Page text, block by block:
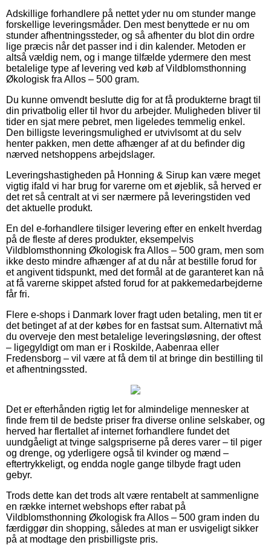
Adskillige forhandlere på nettet yder nu om stunder mange
forskellige leveringsmåder. Den mest benyttede er nu om
stunder afhentningssteder, og så afhenter du blot din ordre
lige præcis når det passer ind i din kalender. Metoden er
altså vældig nem, og i mange tilfælde ydermere den mest
betalelige type af levering ved køb af Vildblomsthonning
Økologisk fra Allos – 500 gram.
Du kunne omvendt beslutte dig for at få produkterne bragt til
din privatbolig eller til hvor du arbejder. Muligheden bliver til
tider en sjat mere pebret, men ligeledes temmelig enkel.
Den billigste leveringsmulighed er utvivlsomt at du selv
henter pakken, men dette afhænger af at du befinder dig
nærved netshoppens arbejdslager.
Leveringshastigheden på Honning & Sirup kan være meget
vigtig ifald vi har brug for varerne om et øjeblik, så herved er
det ret så centralt at vi ser nærmere på leveringstiden ved
det aktuelle produkt.
En del e-forhandlere tilsiger levering efter en enkelt hverdag
på de fleste af deres produkter, eksempelvis
Vildblomsthonning Økologisk fra Allos – 500 gram, men som
ikke desto mindre afhænger af at du når at bestille forud for
et angivent tidspunkt, med det formål at de garanteret kan nå
at få varerne skippet afsted forud for at pakkemedarbejderne
får fri.
Flere e-shops i Danmark lover fragt uden betaling, men tit er
det betinget af at der købes for en fastsat sum. Alternativt må
du overveje den mest betalelige leveringsløsning, der oftest
– ligegyldigt om man er i Roskilde, Aabenraa eller
Fredensborg – vil være at få dem til at bringe din bestilling til
et afhentningssted.
Det er efterhånden rigtig let for almindelige mennesker at
finde frem til de bedste priser fra diverse online selskaber, og
herved har flertallet af internet forhandlere fundet det
uundgåeligt at tvinge salgspriserne på deres varer – til piger
og drenge, og yderligere også til kvinder og mænd –
eftertrykkeligt, og endda nogle gange tilbyde fragt uden
gebyr.
Trods dette kan det trods alt være rentabelt at sammenligne
en række internet webshops efter rabat på
Vildblomsthonning Økologisk fra Allos – 500 gram inden du
færdiggør din shopping, således at man er usvigeligt sikker
på at modtage den prisbilligste pris.